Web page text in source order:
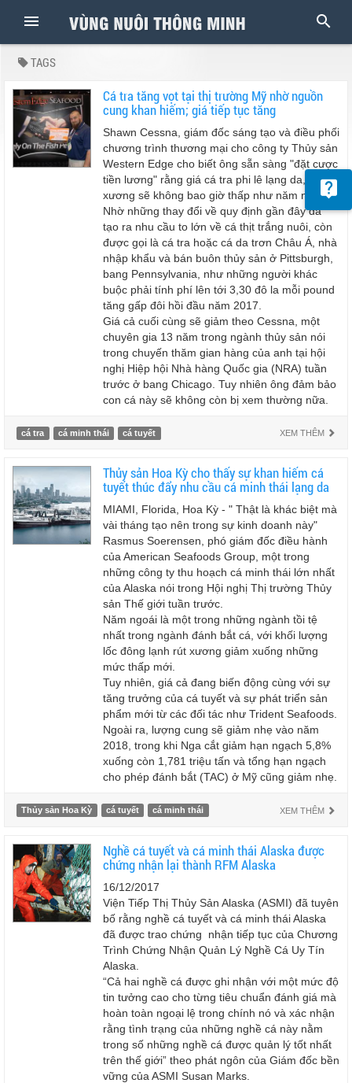
TAGS
Cá tra tăng vọt tại thị trường Mỹ nhờ nguồn
cung khan hiếm; giá tiếp tục tăng
Shawn Cessna, giám đốc sáng tạo và điều phối
chương trình thương mại cho công ty Thủy sản
Western Edge cho biết ông sẵn sàng "đặt cược
tiền lương" rằng giá cá tra phi lê lạng da, không
xương sẽ không bao giờ thấp như năm ngoái.
Nhờ những thay đổi về quy định gần đây đã
tạo ra nhu cầu to lớn về cá thịt trắng nuôi, còn
được gọi là cá tra hoặc cá da trơn Châu Á, nhà
nhập khẩu và bán buôn thủy sản ở Pittsburgh,
bang Pennsylvania, như những người khác
buộc phải tính phí lên tới 3,30 đô la mỗi pound
tăng gấp đôi hồi đầu năm 2017.
Giá cả cuối cùng sẽ giảm theo Cessna, một
chuyên gia 13 năm trong ngành thủy sản nói
trong chuyến thăm gian hàng của anh tại hội
nghị Hiệp hội Nhà hàng Quốc gia (NRA) tuần
trước ở bang Chicago. Tuy nhiên ông đảm bảo
con cá này sẽ không còn bị xem thường nữa.
cá tra cá minh thái cá tuyết XEM THÊM
Thủy sản Hoa Kỳ cho thấy sự khan hiếm cá
tuyết thúc đẩy nhu cầu cá minh thái lạng da
MIAMI, Florida, Hoa Kỳ - " Thật là khác biệt mà
vài tháng tạo nên trong sự kinh doanh này"
Rasmus Soerensen, phó giám đốc điều hành
của American Seafoods Group, một trong
những công ty thu hoạch cá minh thái lớn nhất
của Alaska nói trong Hội nghị Thị trường Thủy
sản Thế giới tuần trước.
Năm ngoái là một trong những ngành tồi tệ
nhất trong ngành đánh bắt cá, với khối lượng
lốc đông lạnh rút xương giảm xuống những
mức thấp mới.
Tuy nhiên, giá cả đang biến động cùng với sự
tăng trưởng của cá tuyết và sự phát triển sản
phẩm mới từ các đối tác như Trident Seafoods.
Ngoài ra, lượng cung sẽ giảm nhẹ vào năm
2018, trong khi Nga cắt giảm hạn ngạch 5,8%
xuống còn 1,781 triệu tấn và tổng hạn ngạch
cho phép đánh bắt (TAC) ở Mỹ cũng giảm nhẹ.
Thủy sản Hoa Kỳ cá tuyết cá minh thái XEM THÊM
Nghề cá tuyết và cá minh thái Alaska được
chứng nhận lại thành RFM Alaska
16/12/2017
Viện Tiếp Thị Thủy Sản Alaska (ASMI) đã tuyên
bố rằng nghề cá tuyết và cá minh thái Alaska
đã được trao chứng nhận tiếp tục của Chương
Trình Chứng Nhận Quản Lý Nghề Cá Uy Tín
Alaska.
“Cả hai nghề cá được ghi nhận với một mức độ
tin tưởng cao cho từng tiêu chuẩn đánh giá mà
hoàn toàn ngoại lệ trong chính nó và xác nhận
rằng tình trạng của những nghề cá này nằm
trong số những nghề cá được quản lý tốt nhất
trên thế giới” theo phát ngôn của Giám đốc bền
vững của ASMI Susan Marks.